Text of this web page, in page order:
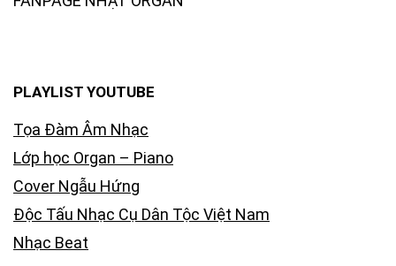
PLAYLIST YOUTUBE
Tọa Đàm Âm Nhạc
Lớp học Organ – Piano
Cover Ngẫu Hứng
Độc Tấu Nhạc Cụ Dân Tộc Việt Nam
Nhạc Beat